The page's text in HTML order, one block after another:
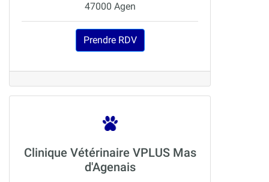
47000 Agen
Prendre RDV
Clinique Vétérinaire VPLUS Mas
d'Agenais